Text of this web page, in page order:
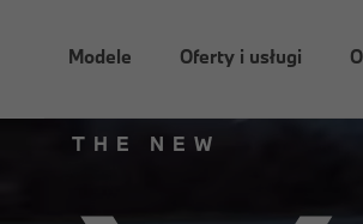
Modele Oferty i usługi
THE NEW